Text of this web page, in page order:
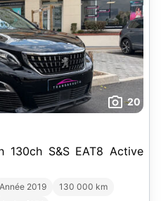
20
130ch S&S EAT8 Active
Année 2019
130 000 km